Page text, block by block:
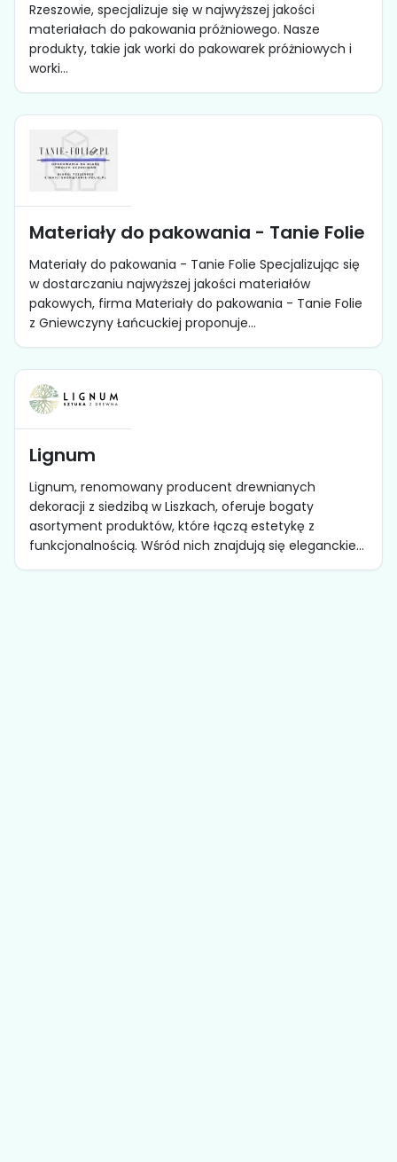
Rzeszowie, specjalizuje się w najwyższej jakości
materiałach do pakowania próżniowego. Nasze
produkty, takie jak worki do pakowarek próżniowych i
worki...
Materiały do pakowania - Tanie Folie
Materiały do pakowania - Tanie Folie Specjalizując się
w dostarczaniu najwyższej jakości materiałów
pakowych, firma Materiały do pakowania - Tanie Folie
z Gniewczyny Łańcuckiej proponuje...
Lignum
Lignum, renomowany producent drewnianych
dekoracji z siedzibą w Liszkach, oferuje bogaty
asortyment produktów, które łączą estetykę z
funkcjonalnością. Wśród nich znajdują się eleganckie...